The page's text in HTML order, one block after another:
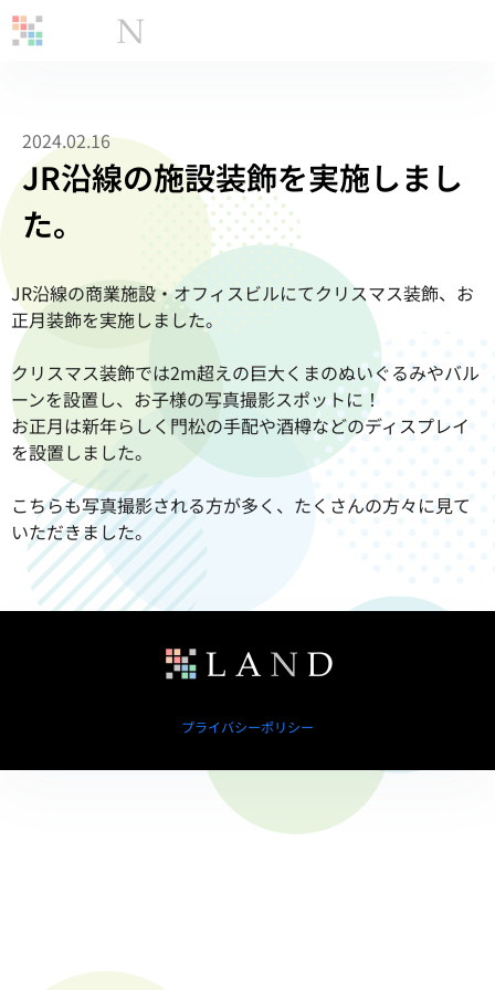
2024.02.16
JR沿線の施設装飾を実施しまし
た。
JR沿線の商業施設・オフィスビルにてクリスマス装飾、お
正月装飾を実施しました。
クリスマス装飾では2m超えの巨大くまのぬいぐるみやバル
ーンを設置し、お子様の写真撮影スポットに！
お正月は新年らしく門松の手配や酒樽などのディスプレイ
を設置しました。
こちらも写真撮影される方が多く、たくさんの方々に見て
いただきました。
プライバシーポリシー